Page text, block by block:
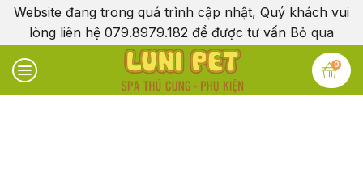
Website đang trong quá trình cập nhật, Quý khách vui
lòng liên hệ 079.8979.182 để được tư vấn Bỏ qua
0